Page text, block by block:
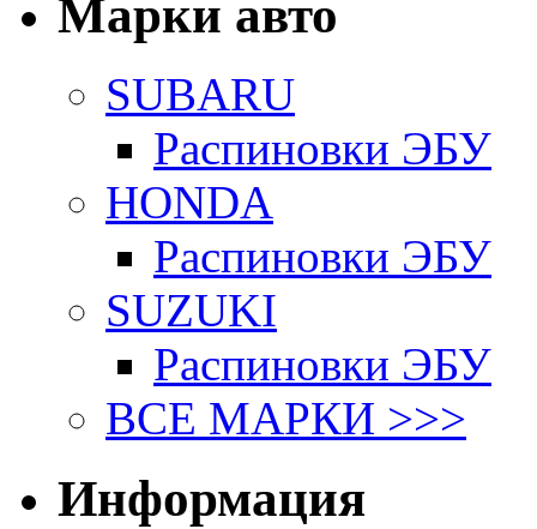
Марки авто
SUBARU
Распиновки ЭБУ
HONDA
Распиновки ЭБУ
SUZUKI
Распиновки ЭБУ
ВСЕ МАРКИ >>>
Информация